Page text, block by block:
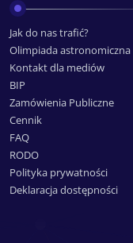
Jak do nas trafić?
Olimpiada astronomiczna
Kontakt dla mediów
BIP
Zamówienia Publiczne
Cennik
FAQ
RODO
Polityka prywatności
Deklaracja dostępności